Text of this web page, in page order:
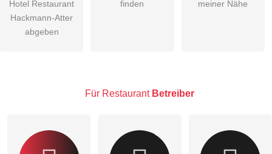
öffentliche Frage stellen
Restaurant-Eintrag zu stellen.
Hotel Restaurant
Hackmann-Atter
abgeben
finden
meiner Nähe
Für Restaurant Betreiber